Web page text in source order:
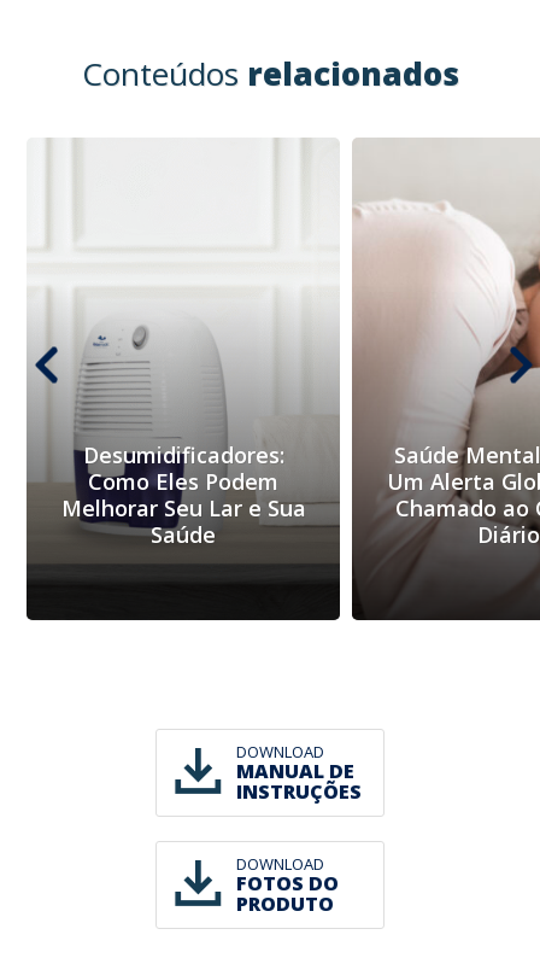
Conteúdos relacionados
Desumidificadores:
Como Eles Podem
Melhorar Seu Lar e Sua
Saúde
Saúde
Um Alerta
Chamado ao
Diário
DOWNLOAD
MANUAL DE
INSTRUÇÕES
DOWNLOAD
FOTOS DO
PRODUTO